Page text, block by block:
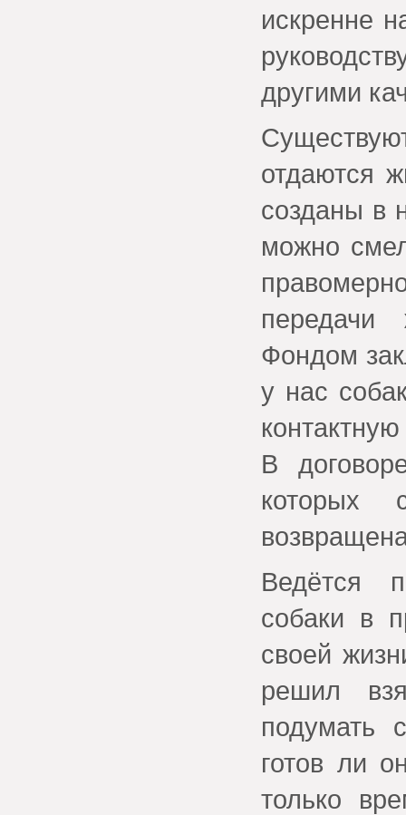
искренне
другими
отдаются
созданы в
можно
Фондом
у нас
В
которых
Ведётся
собаки в
своей
решил
подумать
готов ли
только